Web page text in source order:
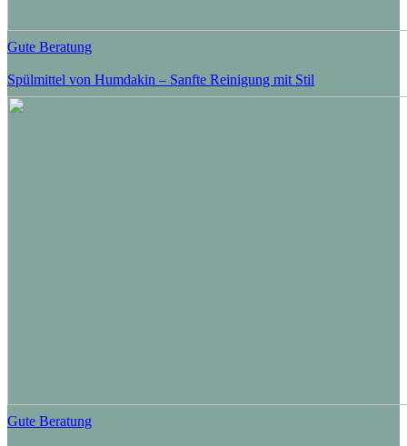
Gute Beratung
Spülmittel von Humdakin – Sanfte Reinigung mit Stil
Gute Beratung